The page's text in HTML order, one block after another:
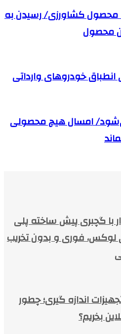
ایران، پیشتاز تولید ۱۹ محصول کشاورزی/ رسیدن به
انطباق خودروهای وارداتی
امسال هیچ محصولی
با گچبری پیش ساخته پلی
لوکس، فوری و بدون تخریب
اندازه گیری؛ چطور
بخریم؟